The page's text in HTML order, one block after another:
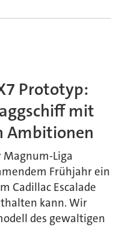
Prototyp:
mit
Ambitionen
Liga
Frühjahr ein
Cadillac Escalade
kann. Wir
des gewaltigen